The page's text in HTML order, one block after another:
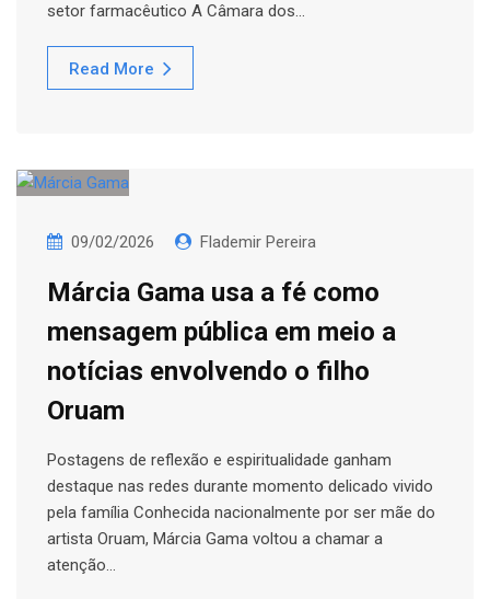
setor farmacêutico A Câmara dos…
Read More
09/02/2026 Flademir Pereira
Márcia Gama usa a fé como
mensagem pública em meio a
notícias envolvendo o filho
Oruam
Postagens de reflexão e espiritualidade ganham
destaque nas redes durante momento delicado vivido
pela família Conhecida nacionalmente por ser mãe do
artista Oruam, Márcia Gama voltou a chamar a
atenção…